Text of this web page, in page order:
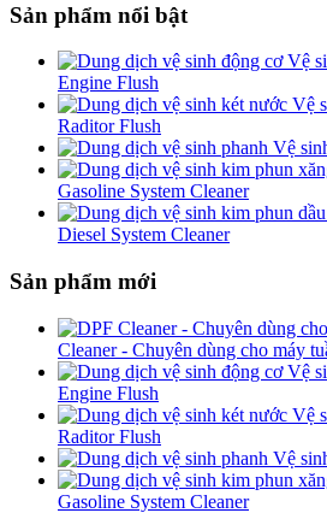
Sản phẩm nổi bật
Vệ
Engine Flush
Vệ
Raditor Flush
Vệ
Gasoline System Cleaner
Diesel System Cleaner
Sản phẩm mới
Cleaner - Chuyên dùng cho máy
Vệ
Engine Flush
Vệ
Raditor Flush
Vệ
Gasoline System Cleaner